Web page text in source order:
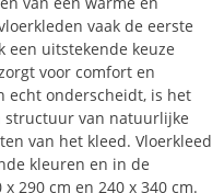
vaak de eerste
een uitstekende keuze
voor comfort en
echt onderscheidt, is het
structuur van natuurlijke
van het kleed. Vloerkleed
kleuren en in de
290 cm en 240 x 340 cm.